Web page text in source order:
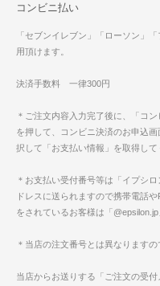
コンビニ払い
「セブンイレブン」「ローソン」
用頂けます。
決済手数料 一律300円
＊ご注文内容入力完了後に、「コ
を押して、コンビニ決済のお申込
択して「お支払い情報」を取得して
＊お支払い受付番号等は「イプシ
ドレスに送られますので携帯電話
をされているお客様は「
＊当店の注文番号とは異なりますの
当店からお送りする「ご注文の受